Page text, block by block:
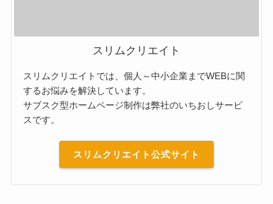
スリムクリエイト
スリムクリエイトでは、個人～中小企業までWEBに関
するお悩みを解決しています。
サブスク型ホームページ制作は弊社のいちおしサービ
スです。
スリムクリエイト公式サイト